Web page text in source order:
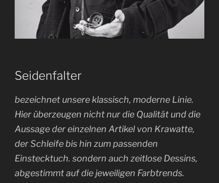
Seidenfalter
bezeichnet unsere klassisch, moderne Linie.
Hier überzeugen nicht nur die Qualität und die
Aussage der einzelnen Artikel von Krawatte,
der Schleife bis hin zum passenden
Einstecktuch. sondern auch zeitlose Dessins,
abgestimmt auf die jeweiligen Farbtrends.